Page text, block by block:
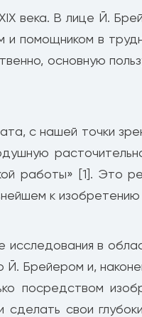
века. В лице Й.
в
основную
с нашей точки
работы» [1].
к изобретению
в
Й. Брейером и,
посредством
свои